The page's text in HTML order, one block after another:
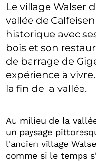
Le village Walser
vallée de
historique avec
bois et son
de barrage de
expérience à
la fin de la vallée.
Au milieu de la
un paysage
l'ancien village
comme si le temps